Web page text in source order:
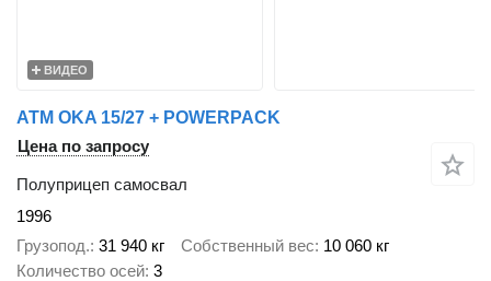
ВИДЕО
ATM OKA 15/27 + POWERPACK
Цена по запросу
Полуприцеп самосвал
1996
Грузопод. 31 940 кг Собственный вес 10 060 кг
Количество осей 3